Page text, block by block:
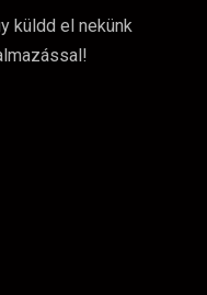
küldd el nekünk